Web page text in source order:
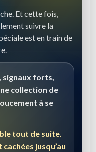
Et cette fois,
suivre la
est en train de
signaux forts,
collection de
à se
tout de suite.
jusqu’au